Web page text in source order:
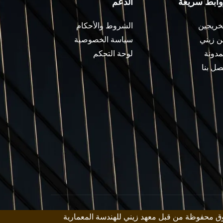
زيني
بنا
الشروط والأحكام
سياسة الخصوصية
لوحة التحكم